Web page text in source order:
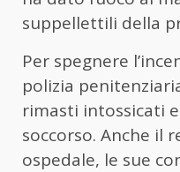
suppellettili della
Per spegnere
polizia
rimasti intossicati
soccorso. Anche il
ospedale, le sue